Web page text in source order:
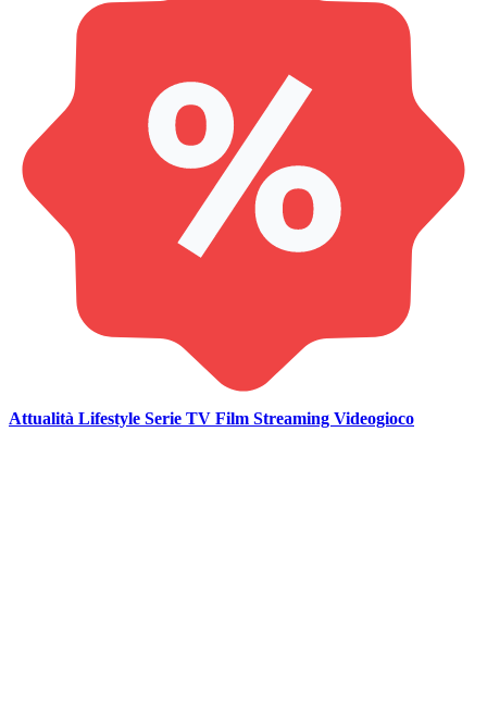
Attualità Lifestyle Serie TV Film Streaming Videogioco